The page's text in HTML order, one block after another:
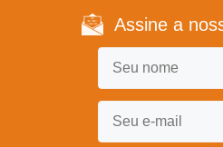
Assine a